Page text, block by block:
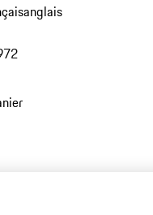
anglais